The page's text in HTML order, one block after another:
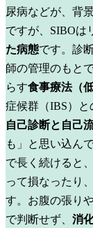
尿病などが、背
ですが、SIBOは
た病態です。診
師の管理のもと
らす食事療法（
症候群（IBS）と
自己診断と自己
も」と思い込ん
で長く続けると
って損なったり
す。お腹の張り
で判断せず、 消